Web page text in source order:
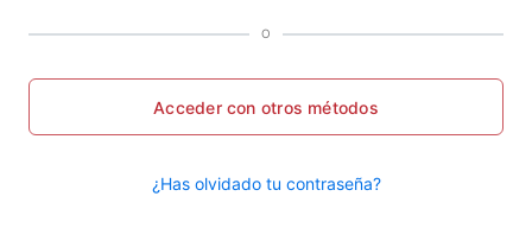
O
Acceder con otros métodos
¿Has olvidado tu contraseña?